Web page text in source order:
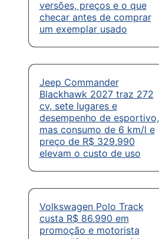
versões, preços e o que
checar antes de comprar
um exemplar usado
Jeep Commander
Blackhawk 2027 traz 272
cv, sete lugares e
desempenho de esportivo,
mas consumo de 6 km/l e
preço de R$ 329.990
elevam o custo de uso
Volkswagen Polo Track
custa R$ 86.990 em
promoção e motorista